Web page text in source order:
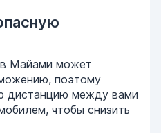
Майами может
поэтому
дистанцию между вами
чтобы снизить